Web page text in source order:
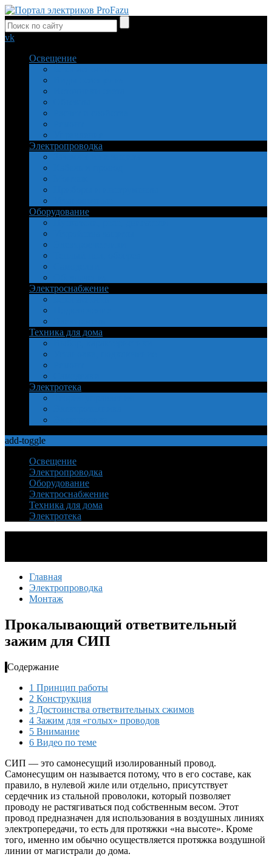
vk
Освещение
Электропроводка
Оборудование
Электроснабжение
Техника для дома
Электротека
add-toggle
Освещение
Электропроводка
Оборудование
Электроснабжение
Техника для дома
Электротека
Главная
Электропроводка
Монтаж
Прокалывающий ответвительный
зажим для СИП
Содержание
1 Принцип работы
2 Конструкция
3 Достоинства ответвительных сжимов
4 Зажим для «голых» проводов
5 Внимание
6 Видео по теме
СИП — это самонесущий изолированный провод.
Самонесущим он называется потому, что в его составе, как
правило, в нулевой жиле или отдельно, присутствует
сердечник из стальной проволоки, который позволяет
проводу не растягиваться под собственным весом. Этот
провод предназначен для использования в воздушных линиях
электропередачи, то есть для протяжки «на высоте». Кроме
того, именно им обычно осуществляется протяжка воздушной
линии от магистрали до дома.